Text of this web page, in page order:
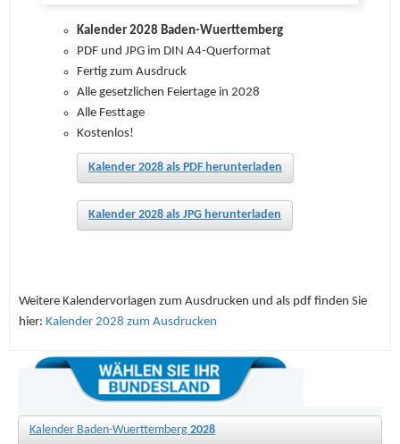
Kalender 2028 Baden-Wuerttemberg
PDF und JPG im DIN A4-Querformat
Fertig zum Ausdruck
Alle gesetzlichen Feiertage in 2028
Alle Festtage
Kostenlos!
Kalender 2028 als PDF herunterladen
Kalender 2028 als JPG herunterladen
Weitere Kalendervorlagen zum Ausdrucken und als pdf finden Sie
hier: Kalender 2028 zum Ausdrucken
Kalender Baden-Wuerttemberg 2028